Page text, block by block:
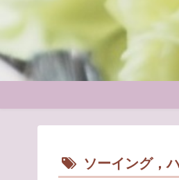
ソーイング，